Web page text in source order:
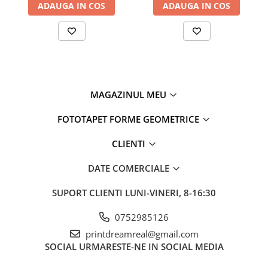
ADAUGA IN COS ADAUGA IN COS
MAGAZINUL MEU
FOTOTAPET FORME GEOMETRICE
CLIENTI
DATE COMERCIALE
SUPORT CLIENTI LUNI-VINERI, 8-16:30
0752985126
printdreamreal@gmail.com
SOCIAL URMARESTE-NE IN SOCIAL MEDIA